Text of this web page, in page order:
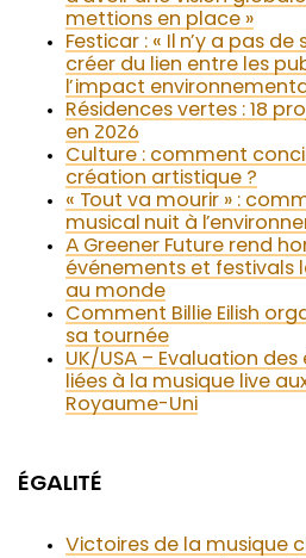
mettions en place »
Festicar : « Il n’y a pas
créer du lien entre les
l’impact
Résidences vertes : 18
en 2026
Culture : comment
création artistique ?
« Tout va mourir » :
musical nuit à
A Greener Future rend
événements et festivals
au monde
Comment Billie Eilish
sa tournée
UK/USA – Evaluation
liées à la musique live
Royaume-Uni
ÉGALITÉ
Victoires de la musique